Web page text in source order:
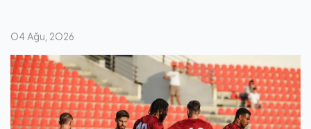
04 Ağu, 2026